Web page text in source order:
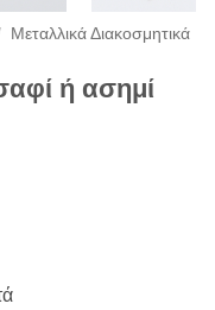
Μεταλλικά Διακοσμητικά
ή ασημί